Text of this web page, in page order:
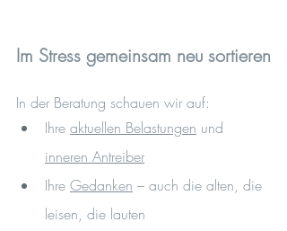
Im Stress gemeinsam neu sortieren
In der Beratung schauen wir auf:
Ihre aktuellen Belastungen und
inneren Antreiber
Ihre Gedanken – auch die alten, die
leisen, die lauten